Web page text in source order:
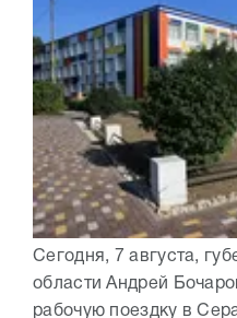
Сегодня, 7 августа,
области Андрей
рабочую поездку в